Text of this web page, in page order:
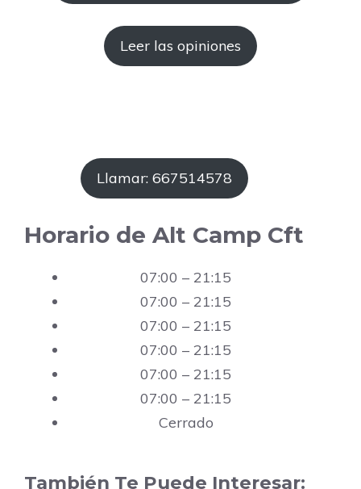
Leer las opiniones
Llamar: 667514578
Horario de Alt Camp Cft
07:00 – 21:15
07:00 – 21:15
07:00 – 21:15
07:00 – 21:15
07:00 – 21:15
07:00 – 21:15
Cerrado
También Te Puede Interesar: